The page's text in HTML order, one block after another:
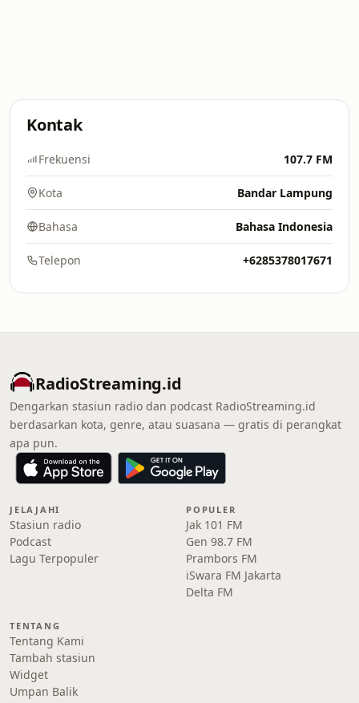
Kontak
Frekuensi 107.7 FM
Kota Bandar Lampung
Bahasa Bahasa Indonesia
Telepon +6285378017671
RadioStreaming.id
Dengarkan stasiun radio dan podcast RadioStreaming.id
berdasarkan kota, genre, atau suasana — gratis di perangkat
apa pun.
JELAJAHI
Stasiun radio
Podcast
Lagu Terpopuler
POPULER
Jak 101 FM
Gen 98.7 FM
Prambors FM
iSwara FM Jakarta
Delta FM
TENTANG
Tentang Kami
Tambah stasiun
Widget
Umpan Balik